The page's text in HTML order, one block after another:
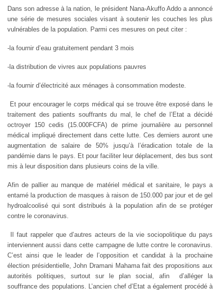
Dans son adresse à la nation, le président Nana-Akuffo Addo a annoncé
une série de mesures sociales visant à soutenir les couches les plus
vulnérables de la population. Parmi ces mesures on peut citer :
-la fournir d’eau gratuitement pendant 3 mois
-la distribution de vivres aux populations pauvres
-la fournir d’électricité aux ménages à consommation modeste.
Et pour encourager le corps médical qui se trouve être exposé dans le
traitement des patients souffrants du mal, le chef de l’Etat a décidé
octroyer 150 cedis (15.000FCFA) de prime journalière au personnel
médical impliqué directement dans cette lutte. Ces derniers auront une
augmentation de salaire de 50% jusqu’à l’éradication totale de la
pandémie dans le pays. Et pour faciliter leur déplacement, des bus sont
mis à leur disposition dans plusieurs coins de la ville.
Afin de pallier au manque de matériel médical et sanitaire, le pays a
entamé la production de masques à raison de 150.000 par jour et de gel
hydroalcoolisé qui sont distribués à la population afin de se protéger
contre le coronavirus.
Il faut rappeler que d’autres acteurs de la vie sociopolitique du pays
interviennent aussi dans cette campagne de lutte contre le coronavirus.
C’est ainsi que le leader de l’opposition et candidat à la prochaine
élection présidentielle, John Dramani Mahama fait des propositions aux
autorités politiques, surtout sur le plan social, afin
d’alléger la
souffrance des populations. L’ancien chef d’Etat a également procédé à